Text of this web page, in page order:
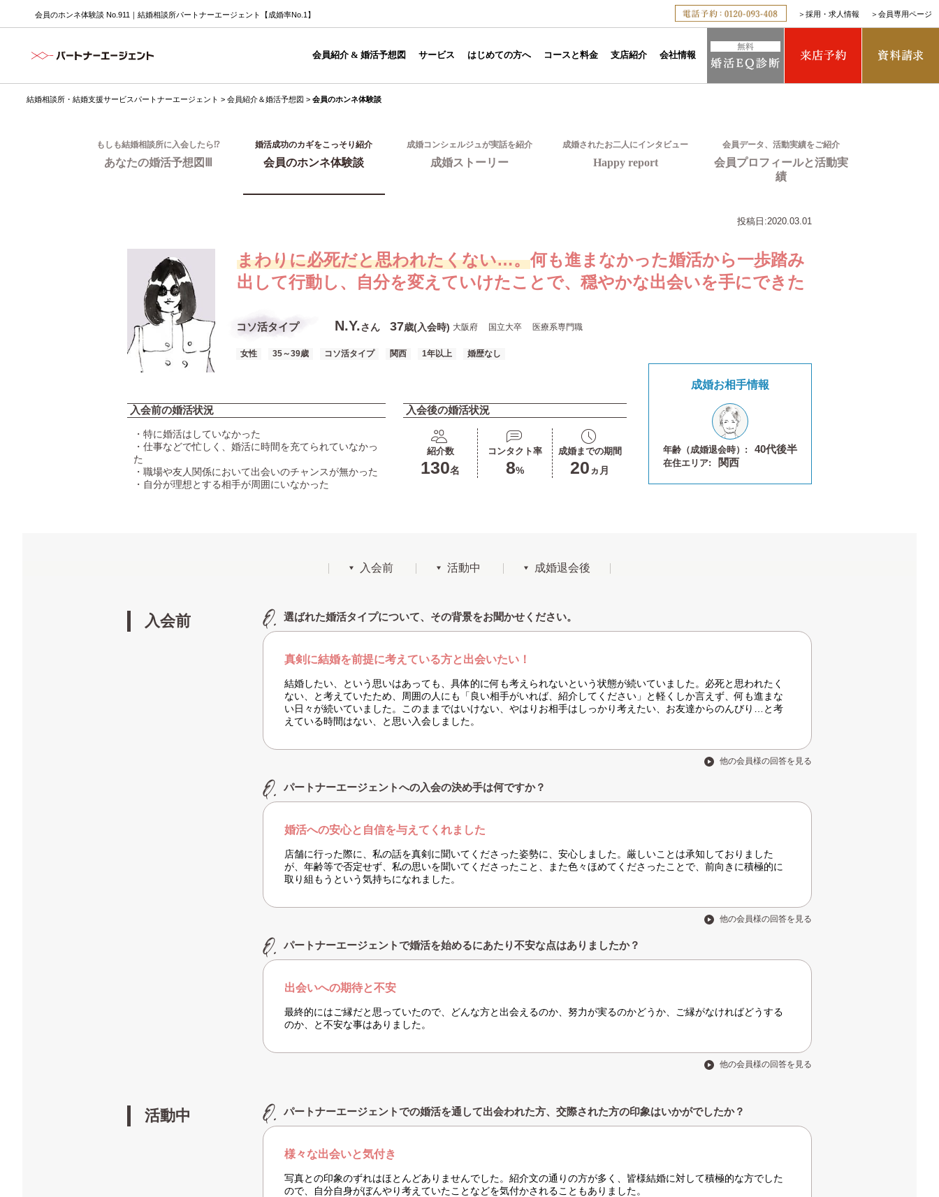
会員のホンネ体験談 No.911｜結婚相談所パートナーエージェント【成婚率No.1】 ＞ 採用・求人情報 ＞ 会員専用ページ
会員紹介 & 婚活予想図 サービス はじめての方へ コースと料金 支店紹介 会社情報
結婚相談所・結婚支援サービスパートナーエージェント > 会員紹介＆婚活予想図 > 会員のホンネ体験談
もしも結婚相談所に入会したら⁉
あなたの婚活予想図Ⅲ
婚活成功のカギをこっそり紹介
会員のホンネ体験談
成婚コンシェルジュが実話を紹介
成婚ストーリー
成婚されたお二人にインタビュー
Happy report
会員データ、活動実績をご紹介
会員プロフィールと活動実
績
投稿日:2020.03.01
まわりに必死だと思われたくない…。何も進まなかった婚活から一歩踏み
出して行動し、自分を変えていけたことで、穏やかな出会いを手にできた
コソ活タイプ N.Y.さん 37歳(入会時) 大阪府 国立大卒 医療系専門職
女性 35～39歳 コソ活タイプ 関西 1年以上 婚歴なし
入会前の婚活状況
・特に婚活はしていなかった
・仕事などで忙しく、婚活に時間を充てられていなかっ
た
・職場や友人関係において出会いのチャンスが無かった
・自分が理想とする相手が周囲にいなかった
入会後の婚活状況
紹介数
130名
コンタクト率
8%
成婚までの期間
20 ヵ月
成婚お相手情報
年齢（成婚退会時）: 40代後半
在住エリア: 関西
入会前 活動中 成婚退会後
入会前 選ばれた婚活タイプについて、その背景をお聞かせください。
真剣に結婚を前提に考えている方と出会いたい！
結婚したい、という思いはあっても、具体的に何も考えられないという状態が続いていました。必死と思われたく
ない、と考えていたため、周囲の人にも「良い相手がいれば、紹介してください」と軽くしか言えず、何も進まな
い日々が続いていました。このままではいけない、やはりお相手はしっかり考えたい、お友達からのんびり…と考
えている時間はない、と思い入会しました。
他の会員様の回答を見る
パートナーエージェントへの入会の決め手は何ですか？
婚活への安心と自信を与えてくれました
店舗に行った際に、私の話を真剣に聞いてくださった姿勢に、安心しました。厳しいことは承知しておりました
が、年齢等で否定せず、私の思いを聞いてくださったこと、また色々ほめてくださったことで、前向きに積極的に
取り組もうという気持ちになれました。
他の会員様の回答を見る
パートナーエージェントで婚活を始めるにあたり不安な点はありましたか？
出会いへの期待と不安
最終的にはご縁だと思っていたので、どんな方と出会えるのか、努力が実るのかどうか、ご縁がなければどうする
のか、と不安な事はありました。
他の会員様の回答を見る
活動中 パートナーエージェントでの婚活を通して出会われた方、交際された方の印象はいかがでしたか？
様々な出会いと気付き
写真との印象のずれはほとんどありませんでした。紹介文の通りの方が多く、皆様結婚に対して積極的な方でした
ので、自分自身がぼんやり考えていたことなどを気付かされることもありました。